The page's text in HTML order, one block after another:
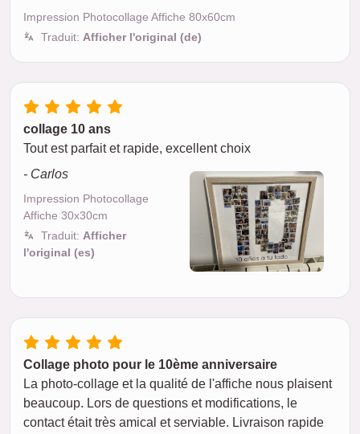
Impression Photocollage Affiche 80x60cm
Traduit: Afficher l'original (de)
collage 10 ans
Tout est parfait et rapide, excellent choix
- Carlos
Impression Photocollage
Affiche 30x30cm
Traduit: Afficher
l'original (es)
Collage photo pour le 10ème anniversaire
La photo-collage et la qualité de l'affiche nous plaisent
beaucoup. Lors de questions et modifications, le
contact était très amical et serviable. Livraison rapide